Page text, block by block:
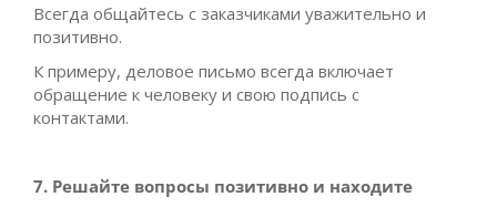
Всегда общайтесь с заказчиками уважительно и
позитивно.
К примеру, деловое письмо всегда включает
обращение к человеку и свою подпись с
контактами.
7. Решайте вопросы позитивно и находите